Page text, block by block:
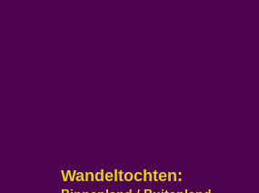
Wandeltochten: